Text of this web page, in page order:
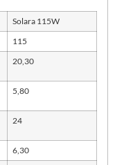
Solara 115W
115
20,30
5,80
24
6,30